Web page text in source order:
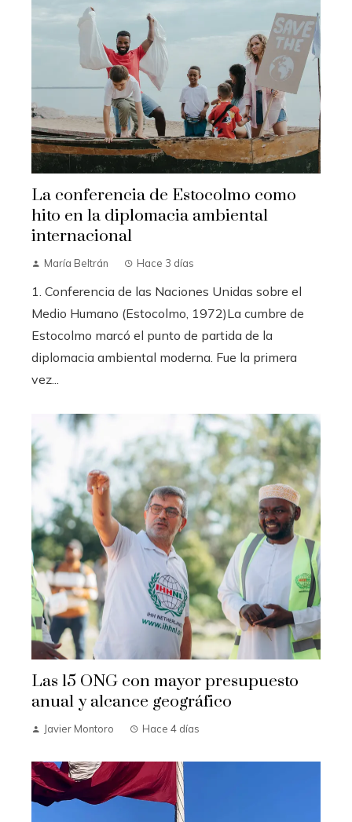
La conferencia de Estocolmo como
hito en la diplomacia ambiental
internacional
María Beltrán Hace 3 días
1. Conferencia de las Naciones Unidas sobre el
Medio Humano (Estocolmo, 1972)La cumbre de
Estocolmo marcó el punto de partida de la
diplomacia ambiental moderna. Fue la primera
vez...
Las 15 ONG con mayor presupuesto
anual y alcance geográfico
Javier Montoro Hace 4 días